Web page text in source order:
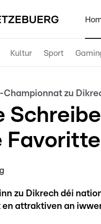
Kultur Sport
Championnat zu
zu Dikrech déi
en attraktiven an